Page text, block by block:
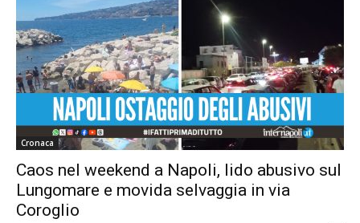
Cronaca
Caos nel weekend a Napoli, lido abusivo sul
Lungomare e movida selvaggia in via
Coroglio